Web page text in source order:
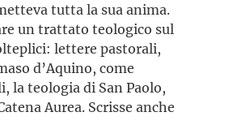
tutta la sua anima.
un trattato teologico sul
lettere pastorali,
d’Aquino, come
la teologia di San Paolo,
Aurea. Scrisse anche